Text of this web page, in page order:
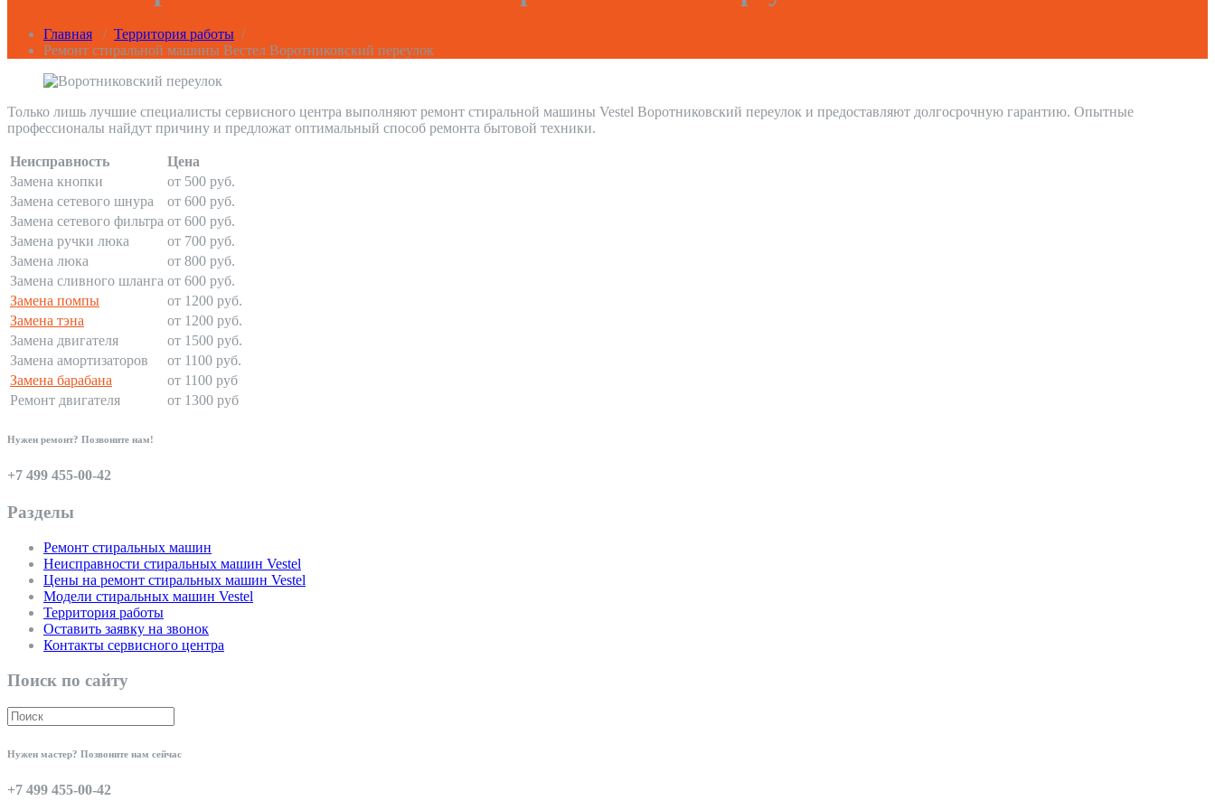
Главная / Территория работы /
Ремонт стиральной машины Вестел Воротниковский переулок
Только лишь лучшие специалисты сервисного центра выполняют ремонт стиральной машины Vestel Воротниковский переулок и предоставляют долгосрочную гарантию. Опытные
профессионалы найдут причину и предложат оптимальный способ ремонта бытовой техники.
Неисправность
Цена
Замена кнопки
от 500 руб.
Замена сетевого шнура
от 600 руб.
Замена сетевого фильтра от 600 руб.
Замена ручки люка
от 700 руб.
Замена люка
от 800 руб.
Замена сливного шланга от 600 руб.
Замена помпы
от 1200 руб.
Замена тэна
от 1200 руб.
Замена двигателя
от 1500 руб.
Замена амортизаторов
от 1100 руб.
Замена барабана
от 1100 руб
Ремонт двигателя
от 1300 руб
Нужен ремонт? Позвоните нам!
+7 499 455-00-42
Разделы
Ремонт стиральных машин
Неисправности стиральных машин Vestel
Цены на ремонт стиральных машин Vestel
Модели стиральных машин Vestel
Территория работы
Оставить заявку на звонок
Контакты сервисного центра
Поиск по сайту
Нужен мастер? Позвоните нам сейчас
+7 499 455-00-42